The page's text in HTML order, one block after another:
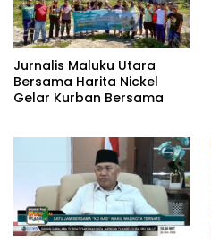
Jurnalis Maluku Utara
Bersama Harita Nickel
Gelar Kurban Bersama